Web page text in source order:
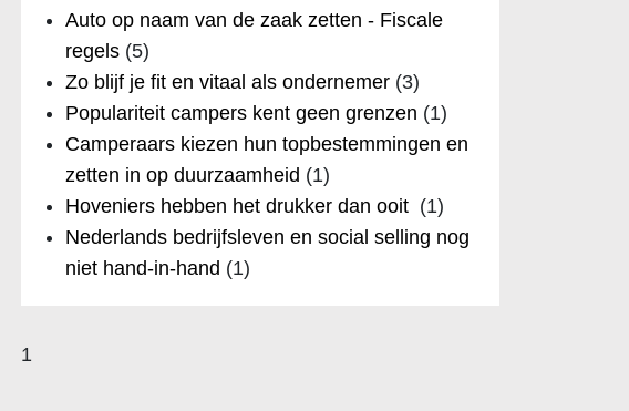
Auto op naam van de zaak zetten - Fiscale
regels(5)
Zo blijf je fit en vitaal als ondernemer(3)
Populariteit campers kent geen grenzen (1)
Camperaars kiezen hun topbestemmingen en
zetten in op duurzaamheid (1)
Hoveniers hebben het drukker dan ooit (1)
Nederlands bedrijfsleven en social selling nog
niet hand-in-hand (1)
1